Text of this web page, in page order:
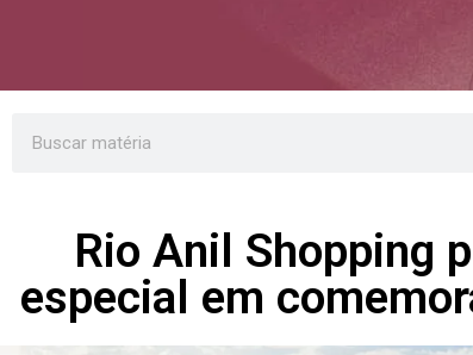
Rio Anil Shopping
especial em